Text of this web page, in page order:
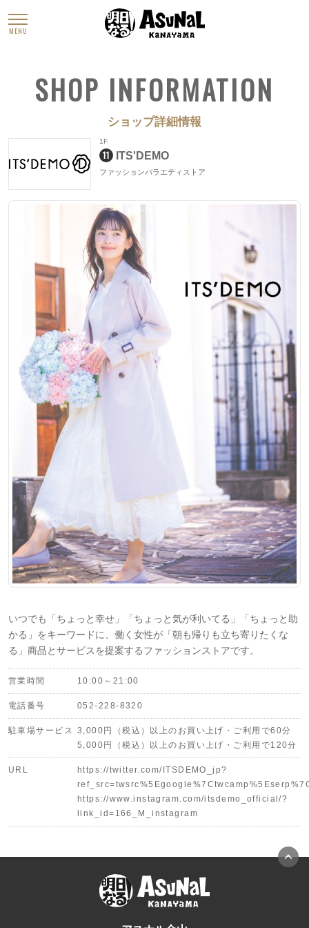
MENU
SHOP INFORMATION
ショップ詳細情報
1F
11 ITS'DEMO
ファッションバラエティストア
いつでも「ちょっと幸せ」「ちょっと気が利いてる」「ちょっと助
かる」をキーワードに、働く女性が「朝も帰りも立ち寄りたくな
る」商品とサービスを提案するファッションストアです。
営業時間 10:00～21:00
電話番号 052-228-8320
駐車場サービス 3,000円（税込）以上のお買い上げ・ご利用で60分
5,000円（税込）以上のお買い上げ・ご利用で120分
URL
https://twitter.com/ITSDEMO_jp?
https://www.instagram.com/itsdemo_official/?
link_id=166_M_instagram